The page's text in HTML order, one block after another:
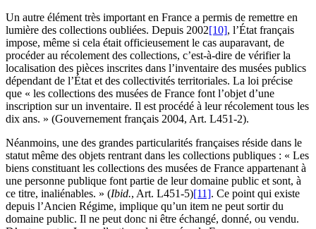
Un autre élément très important en France a permis de remettre en
lumière des collections oubliées. Depuis 2002[10], l’État français
impose, même si cela était officieusement le cas auparavant, de
procéder au récolement des collections, c’est-à-dire de vérifier la
localisation des pièces inscrites dans l’inventaire des musées publics
dépendant de l’État et des collectivités territoriales. La loi précise
que « les collections des musées de France font l’objet d’une
inscription sur un inventaire. Il est procédé à leur récolement tous les
dix ans. » (Gouvernement français 2004, Art. L451-2).
Néanmoins, une des grandes particularités françaises réside dans le
statut même des objets rentrant dans les collections publiques : « Les
biens constituant les collections des musées de France appartenant à
une personne publique font partie de leur domaine public et sont, à
ce titre, inaliénables. » (Ibid., Art. L451-5)[11]. Ce point qui existe
depuis l’Ancien Régime, implique qu’un item ne peut sortir du
domaine public. Il ne peut donc ni être échangé, donné, ou vendu.